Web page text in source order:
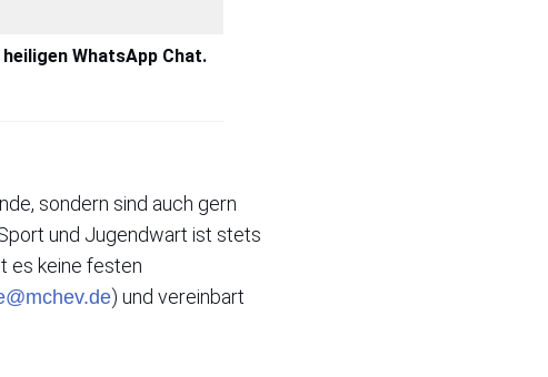
WhatsApp Chat.
sondern sind auch gern
und Jugendwart ist stets
es keine festen
) und vereinbart